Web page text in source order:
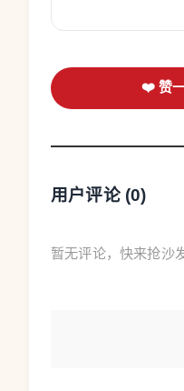
喘与眼部疾病的
蒙特雷一家育儿
繁咳嗽的状况如
奥雷利亚纳批评
也曾在社交媒体
近日，墨西哥辛
用户评论 (0)
暂无评论，快来抢沙